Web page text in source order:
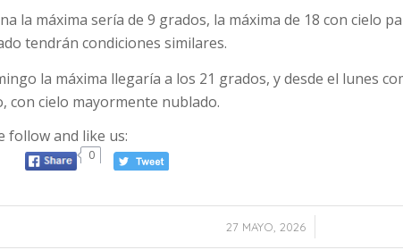
la máxima sería de 9 grados, la máxima de 18 con cielo
tendrán condiciones similares.
la máxima llegaría a los 21 grados, y desde el lunes
con cielo mayormente nublado.
follow and like us:
0
27 MAYO, 2026
/